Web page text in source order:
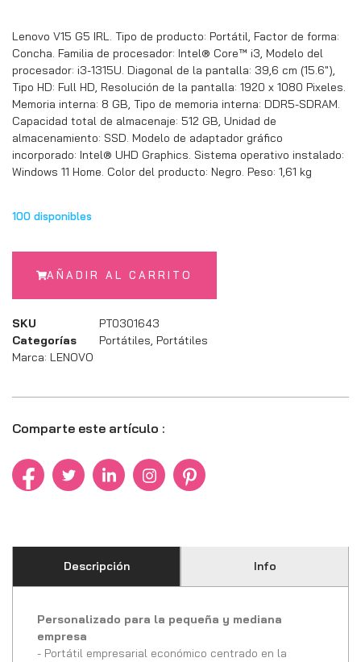
Lenovo V15 G5 IRL. Tipo de producto: Portátil, Factor de forma:
Concha. Familia de procesador: Intel® Core™ i3, Modelo del
procesador: i3-1315U. Diagonal de la pantalla: 39,6 cm (15.6″),
Tipo HD: Full HD, Resolución de la pantalla: 1920 x 1080 Pixeles.
Memoria interna: 8 GB, Tipo de memoria interna: DDR5-SDRAM.
Capacidad total de almacenaje: 512 GB, Unidad de
almacenamiento: SSD. Modelo de adaptador gráfico
incorporado: Intel® UHD Graphics. Sistema operativo instalado:
Windows 11 Home. Color del producto: Negro. Peso: 1,61 kg
100 disponibles
AÑADIR AL CARRITO
SKU
PT0301643
Categorías
Portátiles, Portátiles
Marca: LENOVO
Comparte este artículo :
Descripción Info
Personalizado para la pequeña y mediana
empresa
- Portátil empresarial económico centrado en la